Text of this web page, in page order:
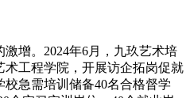
增。2024年6月，九玖艺术培
工程学院，开展访企拓岗促就
急需培训储备40名合格督学